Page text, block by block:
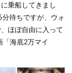
乗船してきまし
待ちですが、ウォ
ほぼ自由に入って
「海底2万マイ